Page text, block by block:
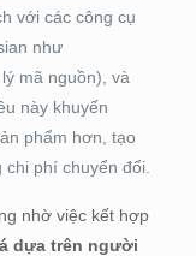
với các công cụ
như
mã nguồn), và
này khuyến
phẩm hơn, tạo
phí chuyển đổi.
nhờ việc kết hợp
dựa trên người